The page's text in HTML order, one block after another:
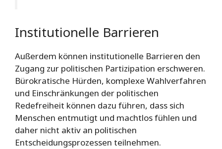
Institutionelle Barrieren
Außerdem können institutionelle Barrieren den
Zugang zur politischen Partizipation erschweren.
Bürokratische Hürden, komplexe Wahlverfahren
und Einschränkungen der politischen
Redefreiheit können dazu führen, dass sich
Menschen entmutigt und machtlos fühlen und
daher nicht aktiv an politischen
Entscheidungsprozessen teilnehmen.